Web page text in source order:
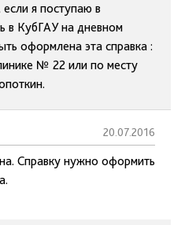
я поступаю в
в КубГАУ на дневном
оформлена эта справка :
№ 22 или по месту
20.07.2016
Справку нужно оформить